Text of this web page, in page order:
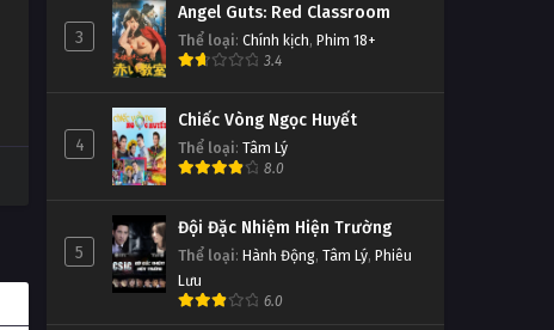
3
Angel Guts: Red Classroom
Thể loại: Chính kịch, Phim 18+
3.4
4
Chiếc Vòng Ngọc Huyết
Thể loại: Tâm Lý
8.0
5
Đội Đặc Nhiệm Hiện Trường
Thể loại: Hành Động, Tâm Lý, Phiêu
Lưu
6.0